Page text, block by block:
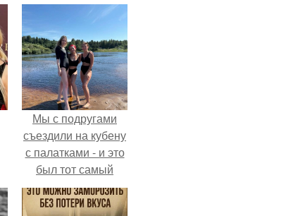
Мы с подругами
съездили на кубену
с палатками - и это
был тот самый
отдых, после
которого долго